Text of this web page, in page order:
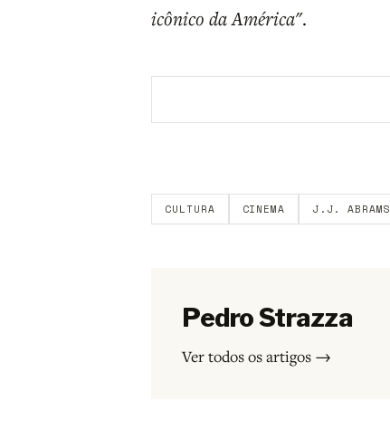
icônico da América".
CULTURA CINEMA J.J. ABRAMS
Pedro Strazza
Ver todos os artigos →